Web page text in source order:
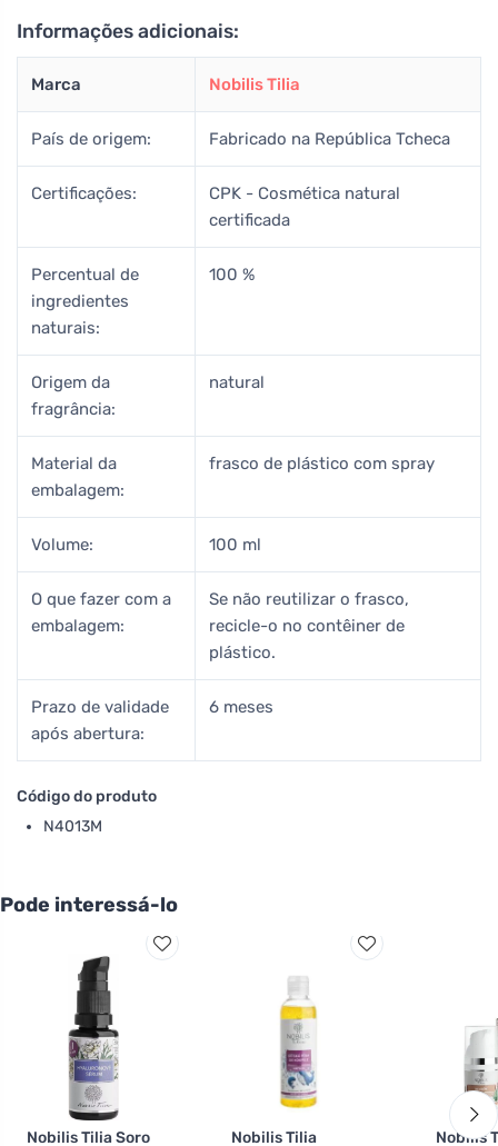
Informações adicionais:
Marca Nobilis Tilia
País de origem: Fabricado na República Tcheca
Certificações:
CPK - Cosmética natural
certificada
Percentual de
ingredientes
naturais:
100 %
Origem da
fragrância:
natural
Material da
embalagem:
frasco de plástico com spray
Volume: 100 ml
O que fazer com a
embalagem:
Se não reutilizar o frasco,
recicle-o no contêiner de
plástico.
Prazo de validade
após abertura:
6 meses
Código do produto
N4013M
Pode interessá-lo
Nobilis Tilia Soro
Nobilis Tilia
Nobilis